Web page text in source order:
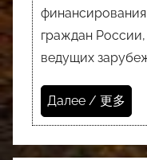
финансирования
граждан
ведущих
Далее / 更多